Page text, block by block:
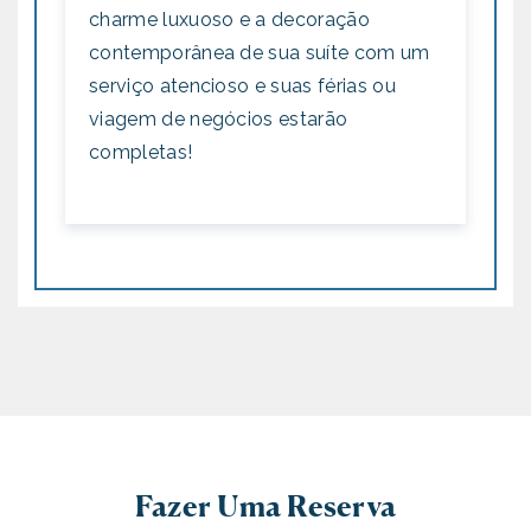
charme luxuoso e a decoração
contemporânea de sua suíte com um
serviço atencioso e suas férias ou
viagem de negócios estarão
completas!
Fazer Uma Reserva